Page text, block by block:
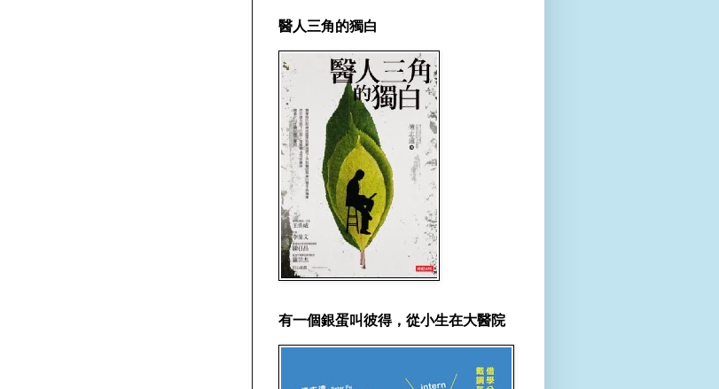
醫人三角的獨白
有一個銀蛋叫彼得，從小生在大醫院